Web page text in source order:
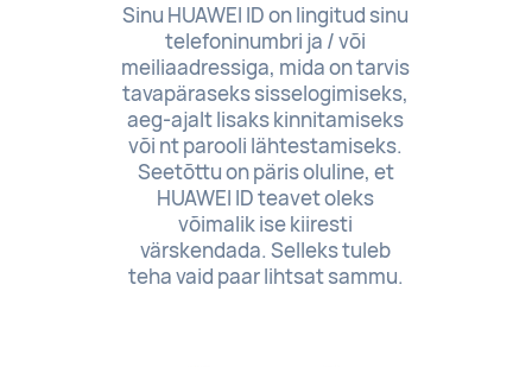
Sinu HUAWEI ID on lingitud sinu
telefoninumbri ja / või
meiliaadressiga, mida on tarvis
tavapäraseks sisselogimiseks,
aeg-ajalt lisaks kinnitamiseks
või nt parooli lähtestamiseks.
Seetõttu on päris oluline, et
HUAWEI ID teavet oleks
võimalik ise kiiresti
värskendada. Selleks tuleb
teha vaid paarlihtsat sammu.